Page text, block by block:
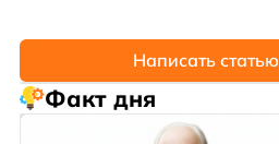
Написать статью
Факт дня